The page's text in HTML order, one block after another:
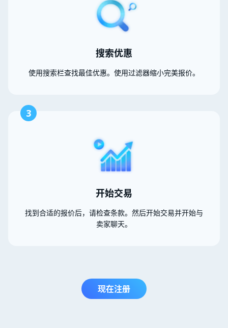
搜索优惠
使用搜索栏查找最佳优惠。使用过滤器缩小完美报价。
3
开始交易
找到合适的报价后，请检查条款。然后开始交易并开始与
卖家聊天。
现在注册